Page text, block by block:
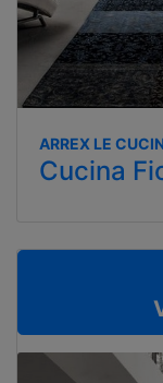
ARREX LE
Cucina